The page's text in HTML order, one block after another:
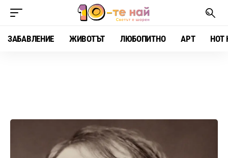
ЗАБАВЛЕНИЕ ЖИВОТЪТ ЛЮБОПИТНО АРТ HOT